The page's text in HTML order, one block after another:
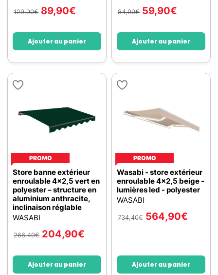
129,90€ 89,90€
Ajouter au panier
84,90€ 59,90€
Ajouter au panier
PROMO
Store banne extérieur
enroulable 4x2,5 vert en
polyester – structure en
aluminium anthracite,
inclinaison réglable
WASABI
266,40€ 204,90€
Ajouter au panier
PROMO
Wasabi - store extérieur
enroulable 4x2,5 beige -
lumières led - polyester
WASABI
734,40€ 564,90€
Ajouter au panier